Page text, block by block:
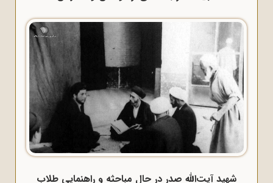
شهید آیت‌الله صدر در حال مباحثه و راهنمایی طلاب